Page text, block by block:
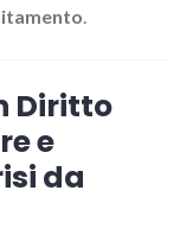
.
Diritto
e
da